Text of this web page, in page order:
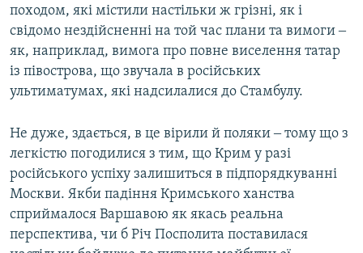
походом, які містили настільки ж грізні, як і
свідомо нездійсненні на той час плани та вимоги ‒
як, наприклад, вимога про повне виселення татар
із півострова, що звучала в російських
ультиматумах, які надсилалися до Стамбулу.
Не дуже, здається, в це вірили й поляки ‒ тому що з
легкістю погодилися з тим, що Крим у разі
російського успіху залишиться в підпорядкуванні
Москви. Якби падіння Кримського ханства
сприймалося Варшавою як якась реальна
перспектива, чи б Річ Посполита поставилася